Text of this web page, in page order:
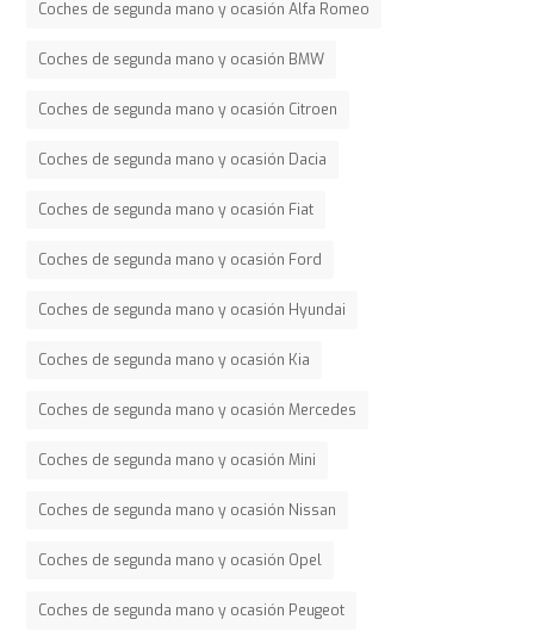
Coches de segunda mano y ocasión Alfa Romeo
Coches de segunda mano y ocasión BMW
Coches de segunda mano y ocasión Citroen
Coches de segunda mano y ocasión Dacia
Coches de segunda mano y ocasión Fiat
Coches de segunda mano y ocasión Ford
Coches de segunda mano y ocasión Hyundai
Coches de segunda mano y ocasión Kia
Coches de segunda mano y ocasión Mercedes
Coches de segunda mano y ocasión Mini
Coches de segunda mano y ocasión Nissan
Coches de segunda mano y ocasión Opel
Coches de segunda mano y ocasión Peugeot